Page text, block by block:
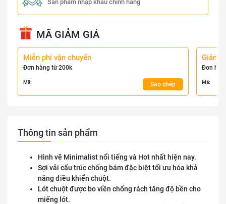
Sản phẩm nhập khẩu chính hãng
MÃ GIẢM GIÁ
Miễn phí vận chuyển
Đơn hàng từ 200k
Mã: Sao chép
Giảm
Đơn
Mã:
Thông tin sản phẩm
Hình vẽ Minimalist nổi tiếng và Hot nhất hiện nay.
Sợi vải cấu trúc chống bám đặc biệt tối ưu hóa khả
năng điều khiển chuột.
Lót chuột được bo viền chống rách tăng độ bền cho
miếng lót.